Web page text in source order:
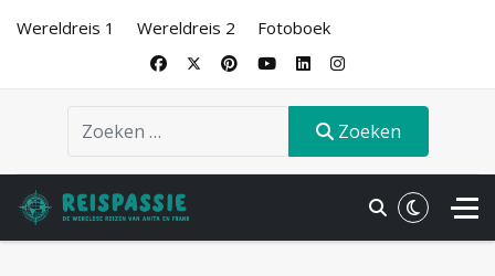
Wereldreis 1 Wereldreis 2 Fotoboek
Zoeken Zoeken